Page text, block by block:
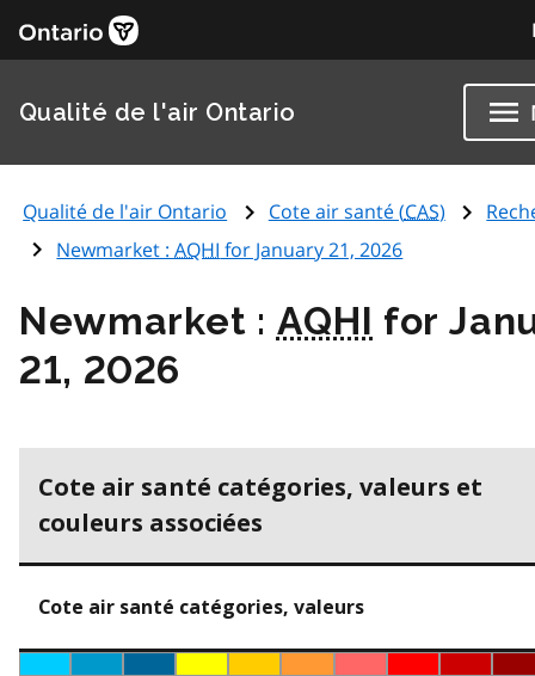
Qualité de l'air Ontario
Qualité de l'air Ontario Cote air santé (CAS)
Newmarket :AQHI for January 21, 2026
Newmarket : AQHI for
21, 2026
Cote air santé catégories, valeurs et
couleurs associées
Cote air santé catégories, valeurs